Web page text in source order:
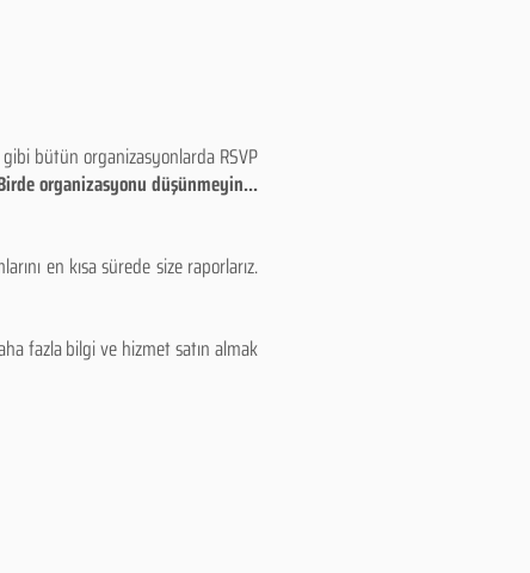
gibi bütün organizasyonlarda RSVP
organizasyonu düşünmeyin...
en kısa sürede size raporlarız.
fazla bilgi ve hizmet satın almak